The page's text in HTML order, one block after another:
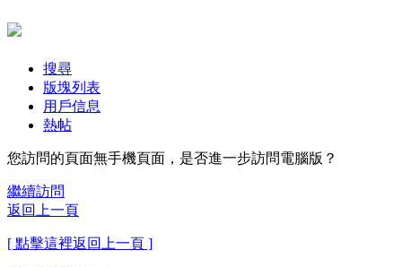
搜尋
版塊列表
用戶信息
熱帖
您訪問的頁面無手機頁面，是否進一步訪問電腦版？
繼續訪問
返回上一頁
[ 點擊這裡返回上一頁 ]